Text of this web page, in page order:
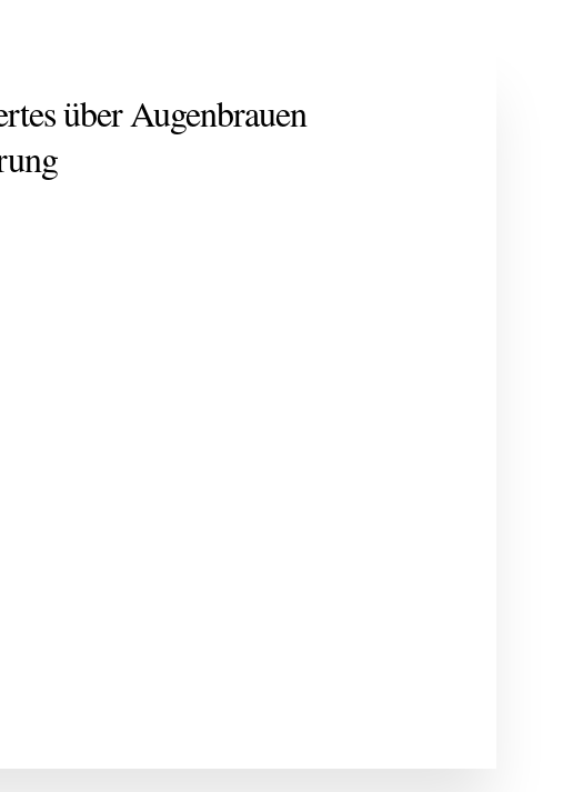
über Augenbrauen